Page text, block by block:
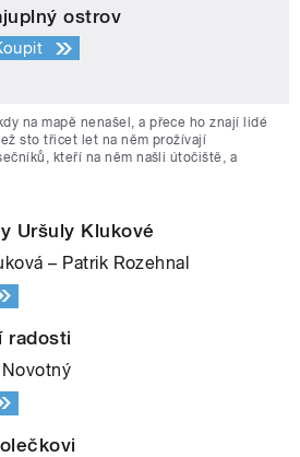
ostrov
na mapě nenašel, a přece ho znají lidé
sto třicet let na něm prožívají
kteří na něm našli útočiště, a
Uršuly Klukové
– Patrik Rozehnal
radosti